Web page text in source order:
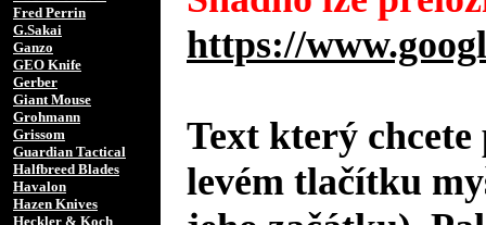
Fred Perrin
G.Sakai
Ganzo
GEO Knife
Gerber
Giant Mouse
Grohmann
Grissom
Guardian Tactical
Halfbreed Blades
Havalon
Hazen Knives
Heckler & Koch
https://
Text který
levém tlačítku